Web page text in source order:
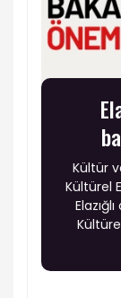
Kültür
Kültürel